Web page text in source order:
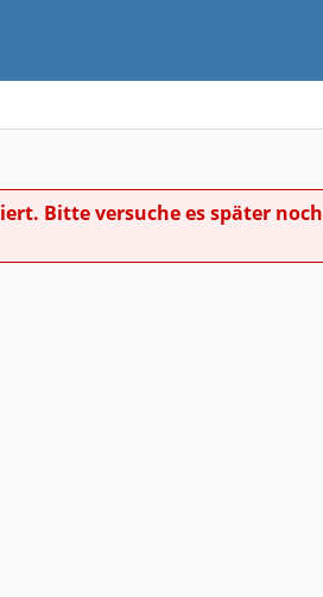
Bitte versuche es später noch